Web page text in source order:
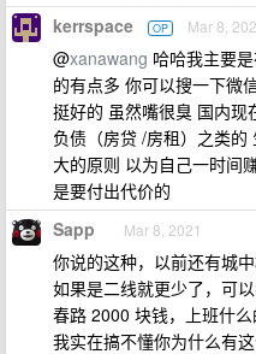
kerrspace OP Mar 8,
@xanawang 哈哈我主要
的有点多 你可以搜一下微
挺好的 虽然嘴很臭 国内现
负债（房贷 /房租）之类
大的原则 以为自己一时间
是要付出代价的
Sapp Mar 8, 2021
你说的这种，以前还有城
如果是二线就更少了，可
春路 2000 块钱，上班什
我实在搞不懂你为什么有